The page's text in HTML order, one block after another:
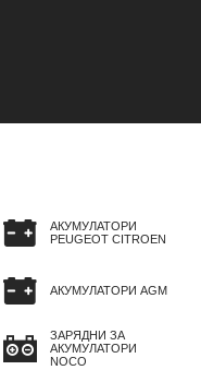
АКУМУЛАТОРИ
PEUGEOT CITROEN
АКУМУЛАТОРИ AGM
ЗАРЯДНИ ЗА
АКУМУЛАТОРИ
NOCO